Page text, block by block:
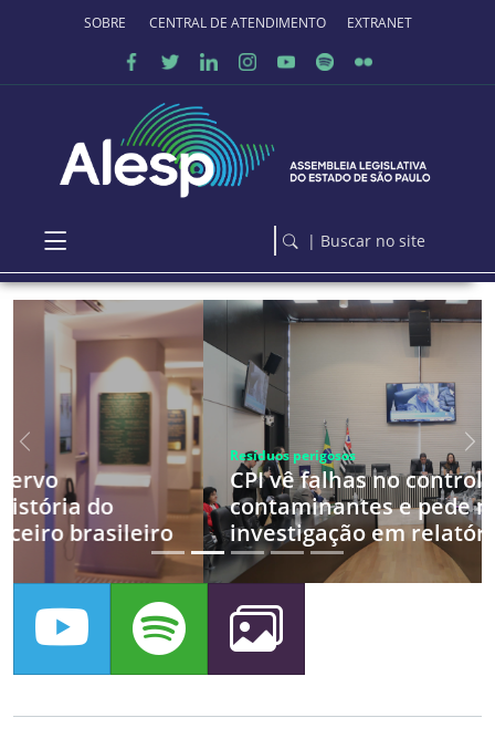
Ir para o conteúdo principal
SOBRE O PORTALCENTRAL DE ATENDIMENTO EXTRANET
| Buscar no site
Resíduos perigosos
CPI vê falhas no controle de materiais
contaminantes e pede nova
investigação em relatório final
Anterior